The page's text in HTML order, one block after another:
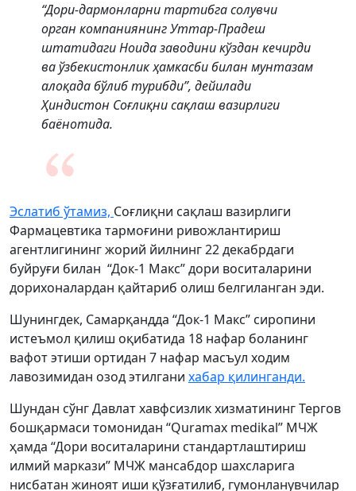
“Дори-дармонларни тартибга солувчи
орган компаниянинг Уттар-Прадеш
штатидаги Ноида заводини кўздан кечирди
ва ўзбекистонлик ҳамкасби билан мунтазам
алоқада бўлиб турибди”, дейилади
Ҳиндистон Соғлиқни сақлаш вазирлиги
баёнотида.
Эслатиб ўтамиз, Соғлиқни сақлаш вазирлиги
Фармацевтика тармоғини ривожлантириш
агентлигининг жорий йилнинг 22 декабрдаги
буйруғи билан “Док-1 Макс” дори воситаларини
дорихоналардан қайтариб олиш белгиланган эди.
Шунингдек, Самарқандда “Док-1 Макс” сиропини
истеъмол қилиш оқибатида 18 нафар боланинг
вафот этиши ортидан 7 нафар масъул ходим
лавозимидан озод этилгани хабар қилинганди.
Шундан сўнг Давлат хавфсизлик хизматининг Тергов
бошқармаси томонидан “Quramax medikal” МЧЖ
ҳамда “Дори воситаларини стандартлаштириш
илмий маркази” МЧЖ мансабдор шахсларига
нисбатан жиноят иши қўзғатилиб, гумонланувчилар